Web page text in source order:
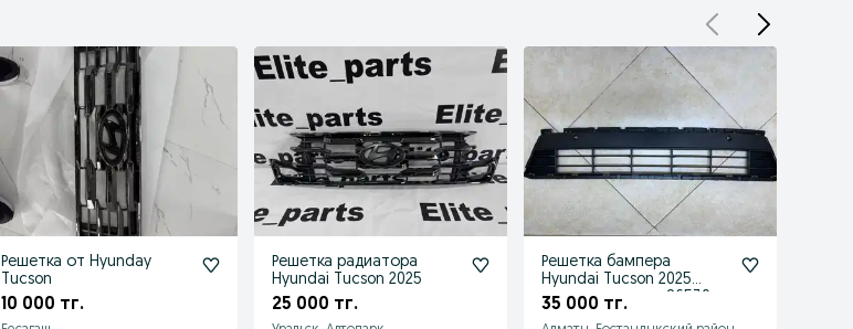
Решетка от Hyunday
Tucson
10 000 тг.
Решетка радиатора
Hyundai Tucson 2025
25 000 тг.
Решетка бампера
Hyundai Tucson 2025
решетка туксон 86530-
35 000 тг.